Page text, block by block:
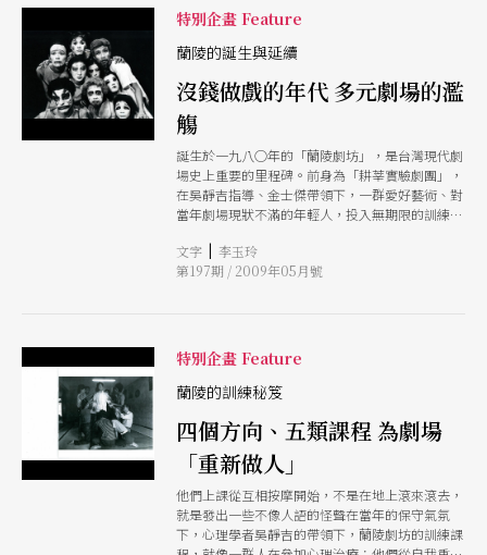
一切大破大立的年歲，繼續那股好像可以不受時光
四月及五月登場，由臺北市立國樂團主辦的兩場音
樂會，說跨界，竟如輕功般一躍而來到了「武俠世
界」和「電玩音樂」，除了要演奏玩家們必不陌生
的《仙劍奇俠傳》及《軒轅劍》系列樂曲，青少年
時期同樣深受武俠小說啟迪，有著仗義執言的性格
和俠義精神，或許還帶著點離經叛道性格的兩位音
樂人作曲家陳樹熙與國樂團指揮鄭立彬，趁此機會
抓起他們的武器古琴與洞簫，來場嘴皮子對決、論
藝交鋒話江湖。 同時本月更有許多國際藝術家、
揮家殷巴爾與當代編舞家普雷祖卡的個人專訪，戲
曲界當家花旦如蕭揚玲、張孟逸的接班心情；在
特別企畫 Feature
蘭陵的誕生與延續
沒錢做戲的年代 多元劇場的濫
觴
誕生於一九八○年的「蘭陵劇坊」，是台灣現代劇
場史上重要的里程碑。前身為「耕莘實驗劇團」，
在吳靜吉指導、金士傑帶領下，一群愛好藝術、對
當年劇場現狀不滿的年輕人，投入無期限的訓練，
開台灣現代劇場的新視野。雖然蘭陵的輝煌年代只
持續了十年左右，但卻影響深遠，蘭陵人在劇場開
文字 | 李玉玲
第197期 / 2009年05月號
特別企畫 Feature
蘭陵的訓練秘笈
四個方向、五類課程 為劇場
「重新做人」
他們上課從互相按摩開始，不是在地上滾來滾去，
就是發出一些不像人語的怪聲在當年的保守氣氛
下，心理學者吳靜吉的帶領下，蘭陵劇坊的訓練課